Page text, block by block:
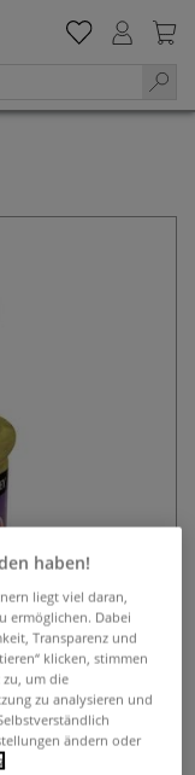
Standöl
haben!
liegt viel daran,
ermöglichen. Dabei
Transparenz und
klicken, stimmen
zu, um die
zu analysieren und
ändern oder